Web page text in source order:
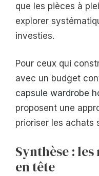
que les pièces à
explorer
investies.
Pour ceux qui
avec un budget
capsule wardrobe
proposent une
prioriser les achats
Synthèse :
en tête